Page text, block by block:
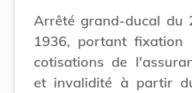
Arrêté grand-ducal du
1936, portant fixation
cotisations de
et invalidité à partir